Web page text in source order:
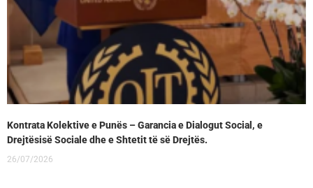
Kontrata Kolektive e Punës – Garancia e Dialogut Social, e
Drejtësisë Sociale dhe e Shtetit të së Drejtës.
26/07/2026